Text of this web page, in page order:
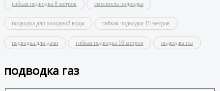
гибкая подводка 8 метров смеситель подводка
подводка для холодной воды гибкая подводка 15 метров
подводка для дачи гибкая подводка 10 метров подводка газ
подводка газ